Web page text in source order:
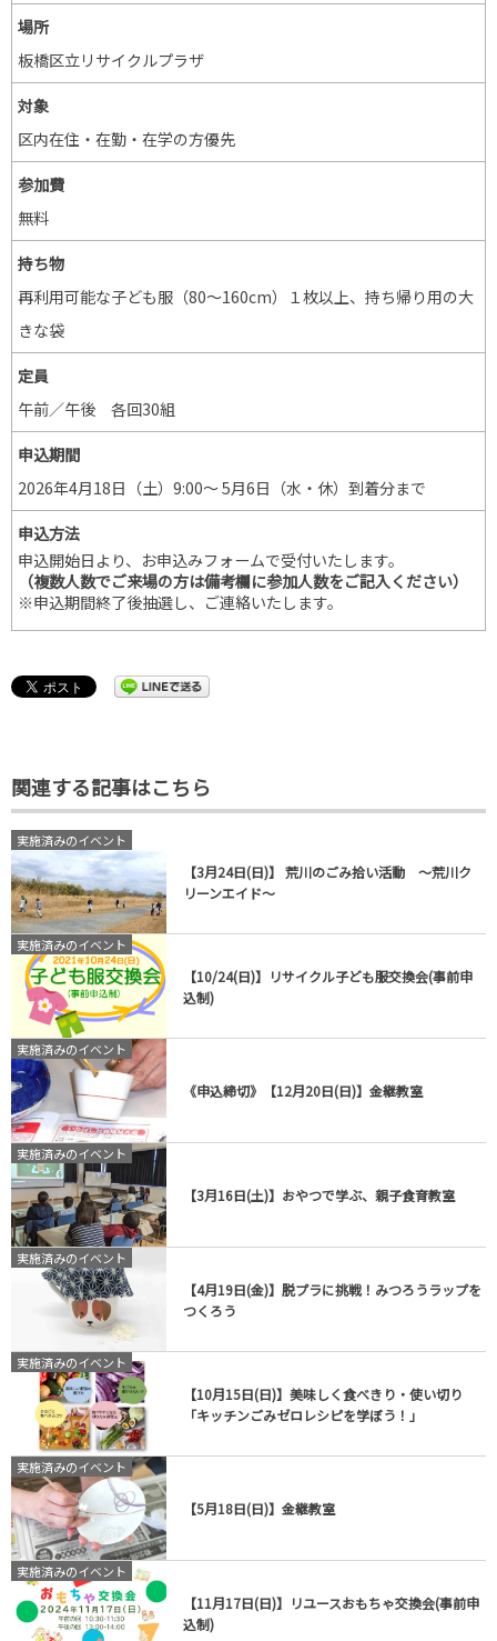
場所
板橋区立リサイクルプラザ
対象
区内在住・在勤・在学の方優先
参加費
無料
持ち物
再利用可能な子ども服（80～160cm）１枚以上、持ち帰り用の大
きな袋
定員
午前／午後 各回30組
申込期間
2026年4月18日（土）9:00～ 5月6日（水・休）到着分まで
申込方法
申込開始日より、お申込みフォームで受付いたします。
（複数人数でご来場の方は備考欄に参加人数をご記入ください）
※申込期間終了後抽選し、ご連絡いたします。
関連する記事はこちら
実施済みのイベント
【3月24日(日)】 荒川のごみ拾い活動 ～荒川ク
リーンエイド～
実施済みのイベント
【10/24(日)】リサイクル子ども服交換会(事前申
込制)
実施済みのイベント
《申込締切》【12月20日(日)】金継教室
実施済みのイベント
【3月16日(土)】おやつで学ぶ、親子食育教室
実施済みのイベント
【4月19日(金)】脱プラに挑戦！みつろうラップを
つくろう
実施済みのイベント
【10月15日(日)】美味しく食べきり・使い切り
「キッチンごみゼロレシピを学ぼう！」
実施済みのイベント
【5月18日(日)】金継教室
実施済みのイベント
【11月17日(日)】リユースおもちゃ交換会(事前申
込制)